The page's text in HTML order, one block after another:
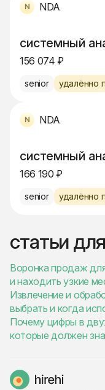
NDA
системный
156 074 ₽
senior удалённо
NDA
системный
166 190 ₽
senior удалённо
статьи
Воронка продаж
и находить узкие
Извлечение и
выбрать и когда
Почему цифры в
которые должен